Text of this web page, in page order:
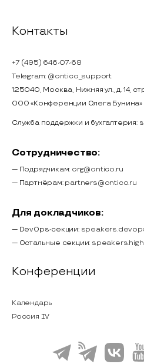
Контакты
+7 (495) 646-07-68
Telegram: @ontico_support
125040, Москва, Нижняя ул., д. 14,
ООО «Конференции Олега Бунина»
Служба поддержки и бухгалтерия:
Сотрудничество:
— Подрядчикам: org@ontico.ru
— Партнёрам: partners@ontico.ru
Для докладчиков:
— DevOps-секции:
— Остальные секции:
Конференции
Календарь
Россия IV